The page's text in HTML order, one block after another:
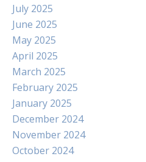
July 2025
June 2025
May 2025
April 2025
March 2025
February 2025
January 2025
December 2024
November 2024
October 2024